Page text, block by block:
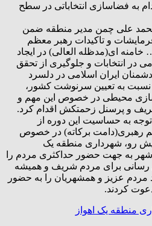
به فضاسازی انتخاباتی در سطح
محمد علی چمن مدیر منطقه ضمن
و تاکیدات رهبر معظم
ای(مدظله العالی) در ایجاد
در انتخابات و جلوگیری از تحقق
ایران اسلامی در دلسرد
نسبت به تعیین سرنوشت کشور،
محیطی در خصوص این مهم و
و پرسنل زحمتکش اقدام کرد.
به حساسیت این دوره از
رهبری(دامت برکاته) در خصوص
رو، شهرداری منطقه یک
به جهت حضور حداکثری مردم را
رسانی برای مردم شریف و همیشه
عزیز و همشهریان را به حضور
کردند.
منطقه یک اهواز